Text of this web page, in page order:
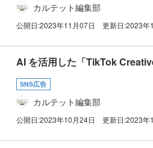
カルテット編集部
公開日:2023年11月07日 更新日:2023年
AI を活用した「TikTok
SNS広告
カルテット編集部
公開日:2023年10月24日 更新日:2023年